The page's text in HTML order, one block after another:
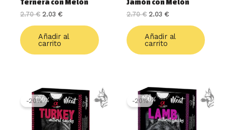
Ternera con Melón
2.70€ 2.03 €
Añadir al
carrito
Jamón con Melón
2.70€ 2.03 €
Añadir al
carrito
-20%
El
precio
original
era:
2.99 €.
El
precio
actual
es:
2.40 €.
-20%
El
precio
original
era:
2.99 €.
El
precio
actual
es:
2.40 €.